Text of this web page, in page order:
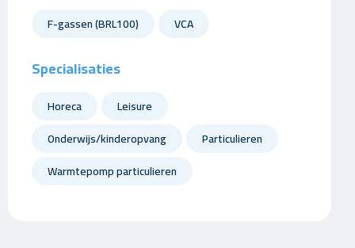
F-gassen (BRL100) VCA
Specialisaties
Horeca
Leisure
Onderwijs/kinderopvang
Particulieren
Warmtepomp particulieren